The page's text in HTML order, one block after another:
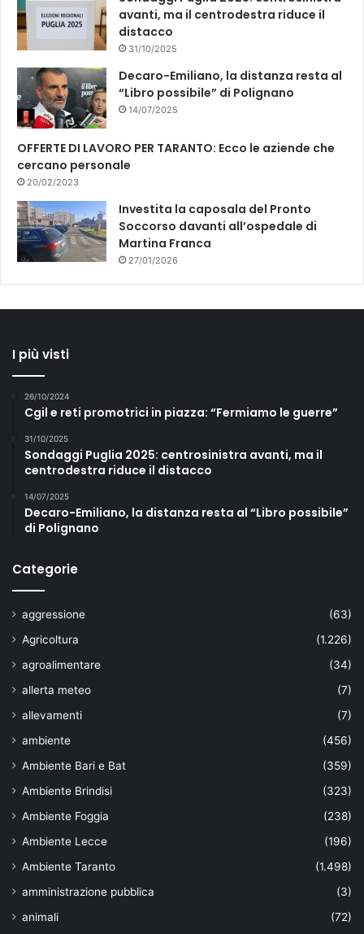
avanti, ma il centrodestra riduce il
distacco
31/10/2025
Decaro-Emiliano, la distanza resta al
“Libro possibile” di Polignano
14/07/2025
OFFERTE DI LAVORO PER TARANTO: Ecco le aziende che
cercano personale
20/02/2023
Investita la caposala del Pronto
Soccorso davanti all’ospedale di
Martina Franca
27/01/2026
I più visti
26/10/2024
Cgil e reti promotrici in piazza: “Fermiamo le guerre”
31/10/2025
Sondaggi Puglia 2025: centrosinistra avanti, ma il
centrodestra riduce il distacco
14/07/2025
Decaro-Emiliano, la distanza resta al “Libro possibile”
di Polignano
Categorie
aggressione
(63)
Agricoltura
(1.226)
agroalimentare
(34)
allerta meteo
(7)
allevamenti
(7)
ambiente
(456)
Ambiente Bari e Bat
(359)
Ambiente Brindisi
(323)
Ambiente Foggia
(238)
Ambiente Lecce
(196)
Ambiente Taranto
(1.498)
amministrazione pubblica
(3)
animali
(72)